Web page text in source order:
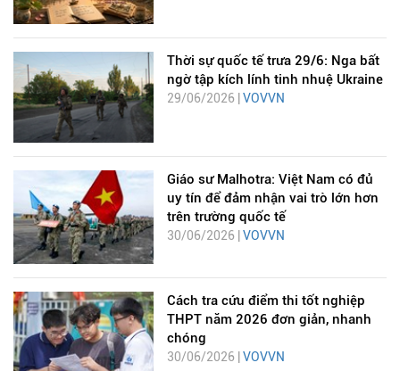
Thời sự quốc tế trưa 29/6: Nga bất
ngờ tập kích lính tinh nhuệ Ukraine
29/06/2026 | VOVVN
Giáo sư Malhotra: Việt Nam có đủ
uy tín để đảm nhận vai trò lớn hơn
trên trường quốc tế
30/06/2026 | VOVVN
Cách tra cứu điểm thi tốt nghiệp
THPT năm 2026 đơn giản, nhanh
chóng
30/06/2026 | VOVVN